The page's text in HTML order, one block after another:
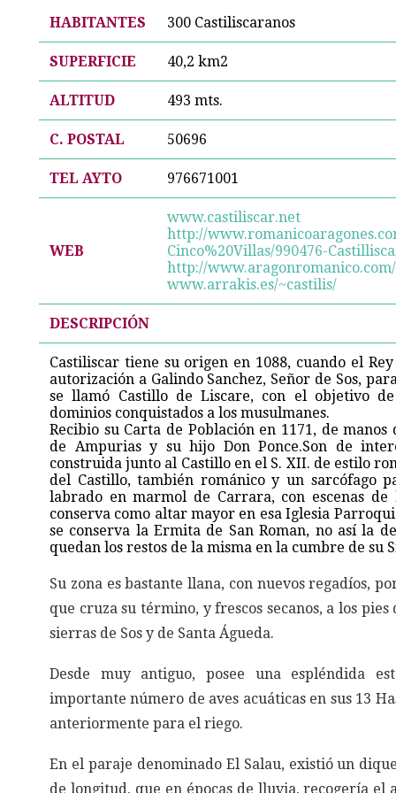
HABITANTES 300 Castiliscaranos
SUPERFICIE 40,2 km2
ALTITUD 493 mts.
C. POSTAL 50696
TEL AYTO 976671001
WEB
www.castiliscar.net
http://
Cinco%20Villas/990476-
http://
www.arrakis.es/~castilis/
DESCRIPCIÓN
Castiliscar tiene su origen en 1088, cuando el
autorización a Galindo Sanchez, Señor de Sos,
se llamó Castillo de Liscare, con el objetivo
dominios conquistados a los musulmanes.
Recibio su Carta de Población en 1171, de manos
de Ampurias y su hijo Don Ponce.Son de
construida junto al Castillo en el S. XII. de estilo
del Castillo, también románico y un sarcófago
labrado en marmol de Carrara, con escenas
conserva como altar mayor en esa Iglesia
se conserva la Ermita de San Roman, no así la
quedan los restos de la misma en la cumbre de su
Su zona es bastante llana, con nuevos regadíos,
que cruza su término, y frescos secanos, a los
sierras de Sos y de Santa Águeda.
Desde muy antiguo, posee una espléndida
importante número de aves acuáticas en sus 13
anteriormente para el riego.
En el paraje denominado El Salau, existió un
de longitud, que en épocas de lluvia, recogería el